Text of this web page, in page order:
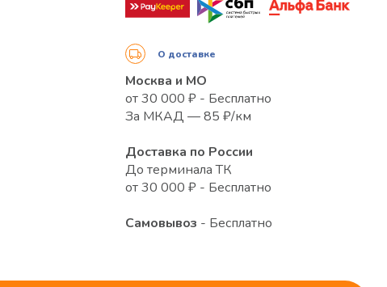
О доставке
Москва и МО
от 30 000 ₽ - Бесплатно
За МКАД — 85 ₽/км
Доставка по России
До терминала ТК
от 30 000 ₽ - Бесплатно
Самовывоз - Бесплатно